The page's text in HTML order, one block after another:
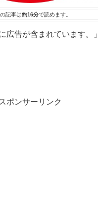
記事は約16分で読めます。
告が含まれています。」
スポンサーリンク